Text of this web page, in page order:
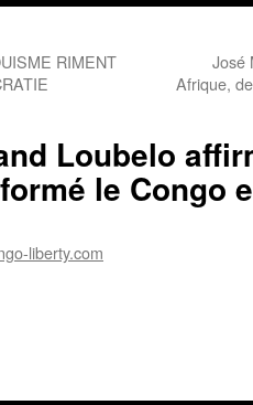
RIMENT
José
Afrique,
Loubelo
le Congo
liberty.com